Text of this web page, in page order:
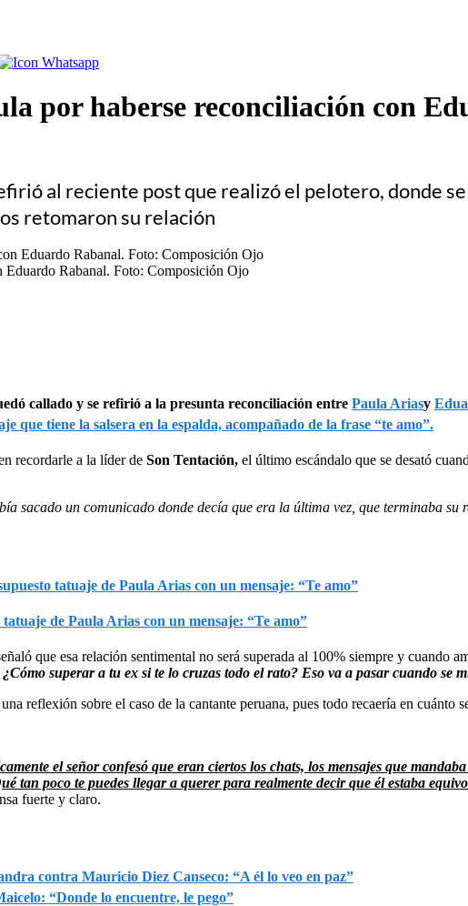
por haberse reconciliación con
al reciente post que realizó el pelotero, donde
retomaron su relación
Eduardo Rabanal. Foto: Composición Ojo
callado y se refirió a la presunta reconciliación entre Paula Ariasy
que tiene la salsera en la espalda, acompañado de la frase “te amo”.
recordarle a la líder de Son Tentación, el último escándalo que se desató
sacado un comunicado donde decía que era la última vez, que terminaba
de Paula Arias con un mensaje: “Te amo”
que esa relación sentimental no será superada al 100% siempre y cuando
superar a tu ex si te lo cruzas todo el rato? Eso va a pasar cuando se
reflexión sobre el caso de la cantante peruana, pues todo recaería en
el señor confesó que eran ciertos los chats, los mensajes que
tan poco te puedes llegar a querer para realmente decir que él estaba
fuerte y claro.
contra Mauricio Diez Canseco: “A él lo veo en paz”
“Donde lo encuentre, le pego”